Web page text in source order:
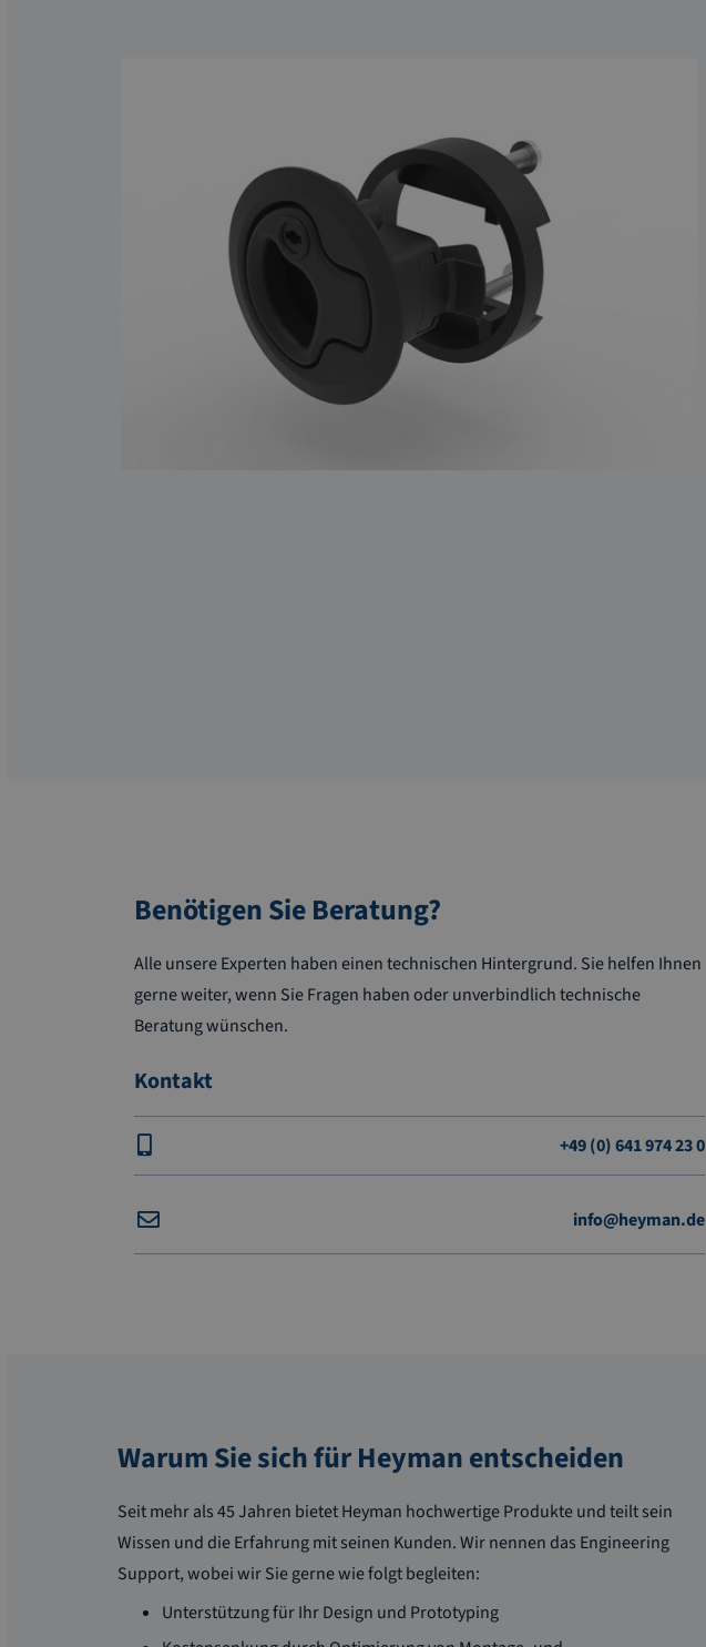
Benötigen Sie Beratung?
Alle unsere Experten haben einen technischen Hintergrund. Sie helfen Ihnen
gerne weiter, wenn Sie Fragen haben oder unverbindlich technische
Beratung wünschen.
Kontakt
+49 (0) 641 974 23 0
info@heyman.de
Warum Sie sich für Heyman entscheiden
Seit mehr als 45 Jahren bietet Heyman hochwertige Produkte und teilt sein
Wissen und die Erfahrung mit seinen Kunden. Wir nennen das Engineering
Support, wobei wir Sie gerne wie folgt begleiten:
Unterstützung für Ihr Design und Prototyping